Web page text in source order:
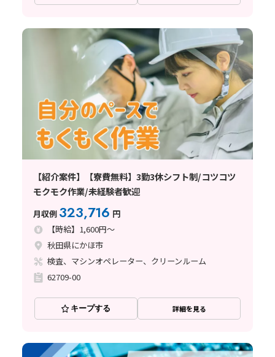
【紹介案件】【寮費無料】3勤3休シフト制/コツコツ
モクモク作業/未経験者歓迎
月収例 323,716 円
【時給】1,600円～
秋田県にかほ市
検査、マシンオペレーター、クリーンルーム
62709-00
キープする 詳細を見る